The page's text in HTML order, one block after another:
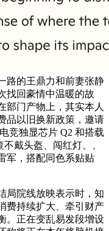
路的王鼎力和前妻张静
找回豪情中温暖的故
部门产物上，其实本人
品以旧换新政策，邀请
竞独显芯片 Q2 和搭载
戴头盔、闯红灯、、
军，搭配同色系贴贴
院线放映表示时，知
费持续扩大、牵引财产
。正在变乱易发段增设